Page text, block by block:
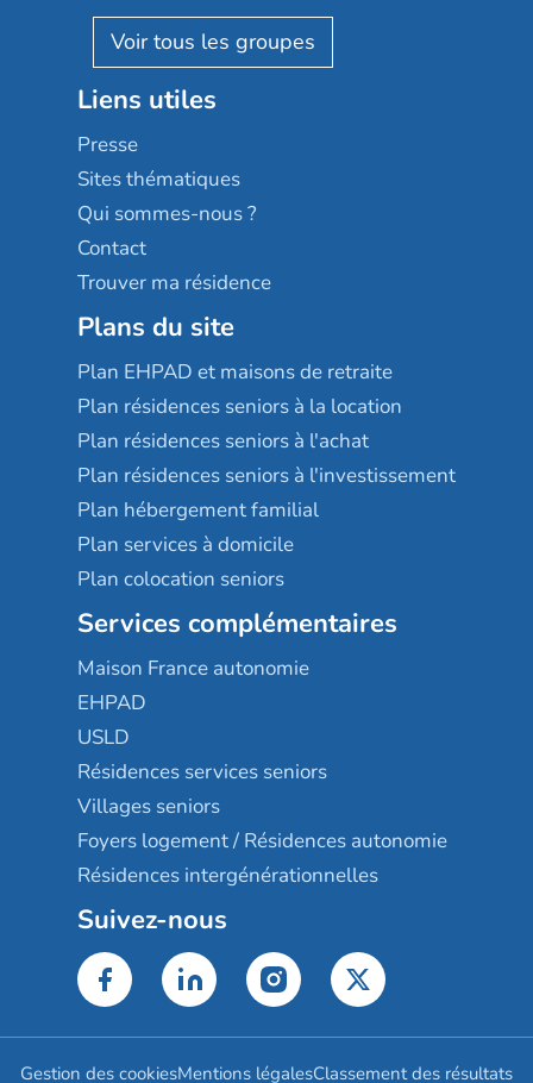
Reseda
Stella management
Les villages d'or
Sérénys
Résidences services Villa Médicis
Résidalya
Groupe aplus
AGE D'OR Services
Liens utiles
Presse
Sites thématiques
Qui sommes-nous ?
Contact
Trouver ma résidence
Plans du site
Plan EHPAD et maisons de retraite
Plan résidences seniors à la location
Plan résidences seniors à l'achat
Plan résidences seniors à l'investissement
Plan hébergement familial
Plan services à domicile
Plan colocation seniors
Services complémentaires
Maison France autonomie
EHPAD
USLD
Résidences services seniors
Villages seniors
Foyers logement / Résidences autonomie
Résidences intergénérationnelles
Suivez-nous
Gestion des cookiesMentions légalesClassement des résultats